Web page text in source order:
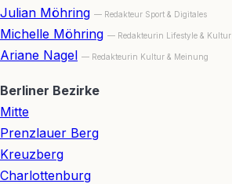
Julian Möhring — Redakteur Sport & Digitales
Michelle Möhring — Redakteurin Lifestyle & Kultur
Ariane Nagel — Redakteurin Kultur & Meinung
Berliner Bezirke
Mitte
Prenzlauer Berg
Kreuzberg
Charlottenburg